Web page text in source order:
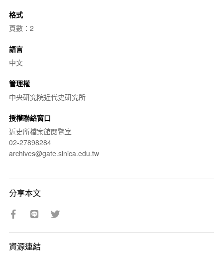
格式
頁數：2
語言
中文
管理權
中央研究院近代史研究所
授權聯絡窗口
近史所檔案館閱覽室
02-27898284
archives@gate.sinica.edu.tw
分享本文
資源連結